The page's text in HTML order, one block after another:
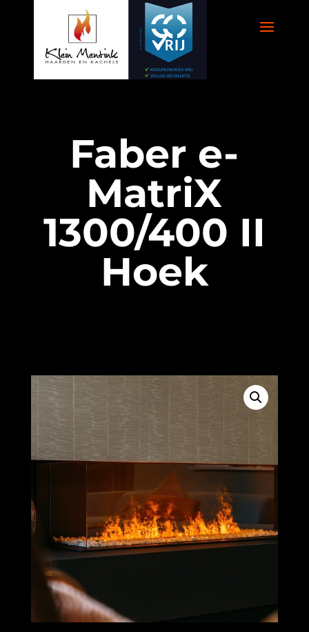
Faber e-
MatriX
1300/400 II
Hoek